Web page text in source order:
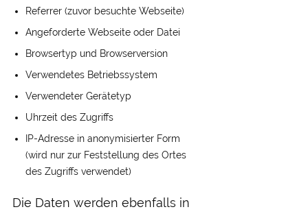
Referrer (zuvor besuchte Webseite)
Angeforderte Webseite oder Datei
Browsertyp und Browserversion
Verwendetes Betriebssystem
Verwendeter Gerätetyp
Uhrzeit des Zugriffs
IP-Adresse in anonymisierter Form
(wird nur zur Feststellung des Ortes
des Zugriffs verwendet)
Die Daten werden ebenfalls in